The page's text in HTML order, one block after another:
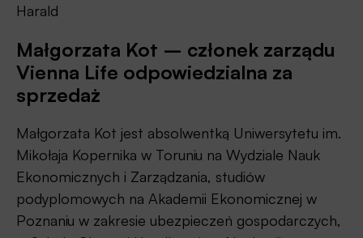
Harald
Małgorzata Kot – członek zarządu
Vienna Life odpowiedzialna za
sprzedaż
Małgorzata Kot jest absolwentką Uniwersytetu im.
Mikołaja Kopernika w Toruniu na Wydziale Nauk
Ekonomicznych i Zarządzania, studiów
podyplomowych na Akademii Ekonomicznej w
Poznaniu w zakresie ubezpieczeń gospodarczych,